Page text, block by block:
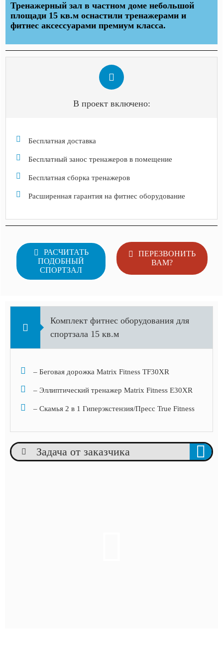
Тренажерный зал в частном доме небольшой
площади 15 кв.м оснастили тренажерами и
фитнес аксессуарами премиум класса.
В проект включено:
Бесплатная доставка
Бесплатный занос тренажеров в помещение
Бесплатная сборка тренажеров
Расширенная гарантия на фитнес оборудование
РАСЧИТАТЬ
ПОДОБНЫЙ
СПОРТЗАЛ
ПЕРЕЗВОНИТЬ
ВАМ?
Комплект фитнес оборудования для
спортзала 15 кв.м
– Беговая дорожка Matrix Fitness TF30XR
– Эллиптический тренажер Matrix Fitness E30XR
– Скамья 2 в 1 Гиперэкстензия/Пресс True Fitness
Задача от заказчика